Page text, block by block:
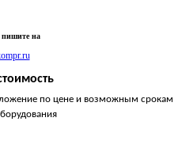
пишите на
по цене и возможным срокам